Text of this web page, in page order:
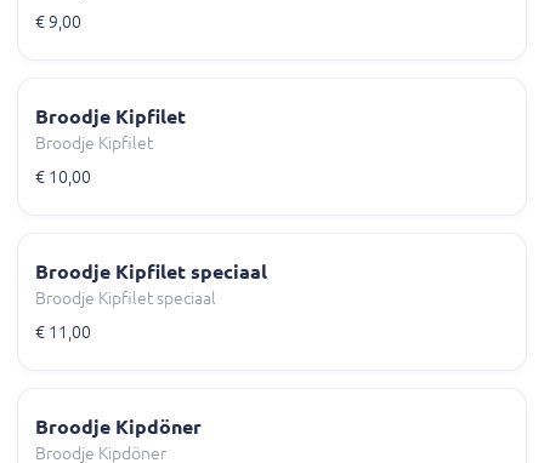
€ 9,00
Broodje Kipfilet
Broodje Kipfilet
€ 10,00
Broodje Kipfilet speciaal
Broodje Kipfilet speciaal
€ 11,00
Broodje Kipdöner
Broodje Kipdöner